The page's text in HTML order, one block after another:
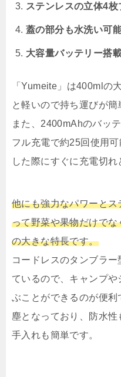
ステンレスの立体4
蓋の部分も水洗い可
大容量バッテリー搭
「Yumeite」は400mlの
と軽いので持ち運びが簡
また、2400mAhのバッ
フル充電で約25回使用
した際にすぐに充電切れ
他にも強力なパワーと
って野菜や果物だけで
の大きな特長です。
コードレスのタンブラ
ているので、キャンプ
ぶことができるのが便
塵となっており、防水
手入れも簡単です。